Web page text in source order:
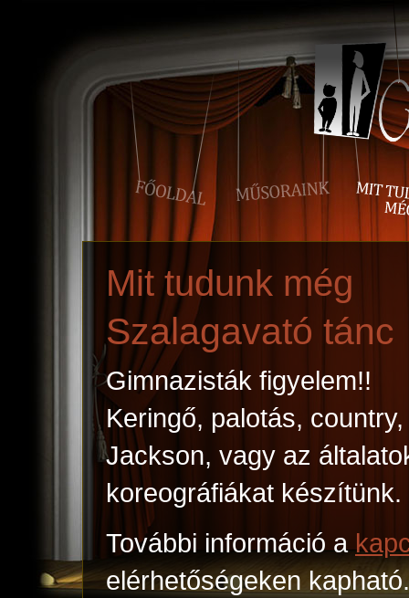
Mit tudunk még
Szalagavató tánc
Gimnazisták figyelem!!
Keringő, palotás,
Jackson, vagy az
koreográfiákat készítünk.
További információ a
elérhetőségeken kapható.